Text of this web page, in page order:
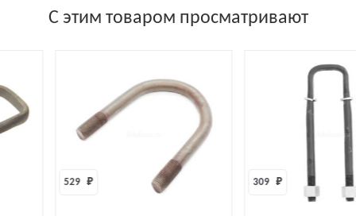
С этим товаром просматривают
529 ₽ 309 ₽